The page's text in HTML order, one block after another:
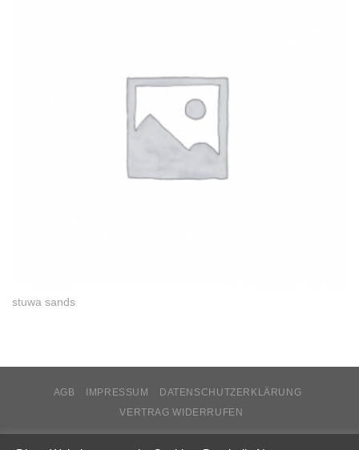
stuwa sands
AGB IMPRESSUM
DATENSCHUTZERKLÄRUNG
VERTRAG WIDERRUFEN